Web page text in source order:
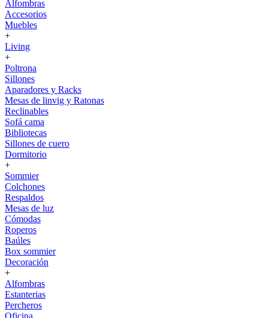
Alfombras
Accesorios
Muebles
+
Living
+
Poltrona
Sillones
Aparadores y Racks
Mesas de linvig y Ratonas
Reclinables
Sofá cama
Bibliotecas
Sillones de cuero
Dormitorio
+
Sommier
Colchones
Respaldos
Mesas de luz
Cómodas
Roperos
Baúles
Box sommier
Decoración
+
Alfombras
Estanterias
Percheros
Oficina